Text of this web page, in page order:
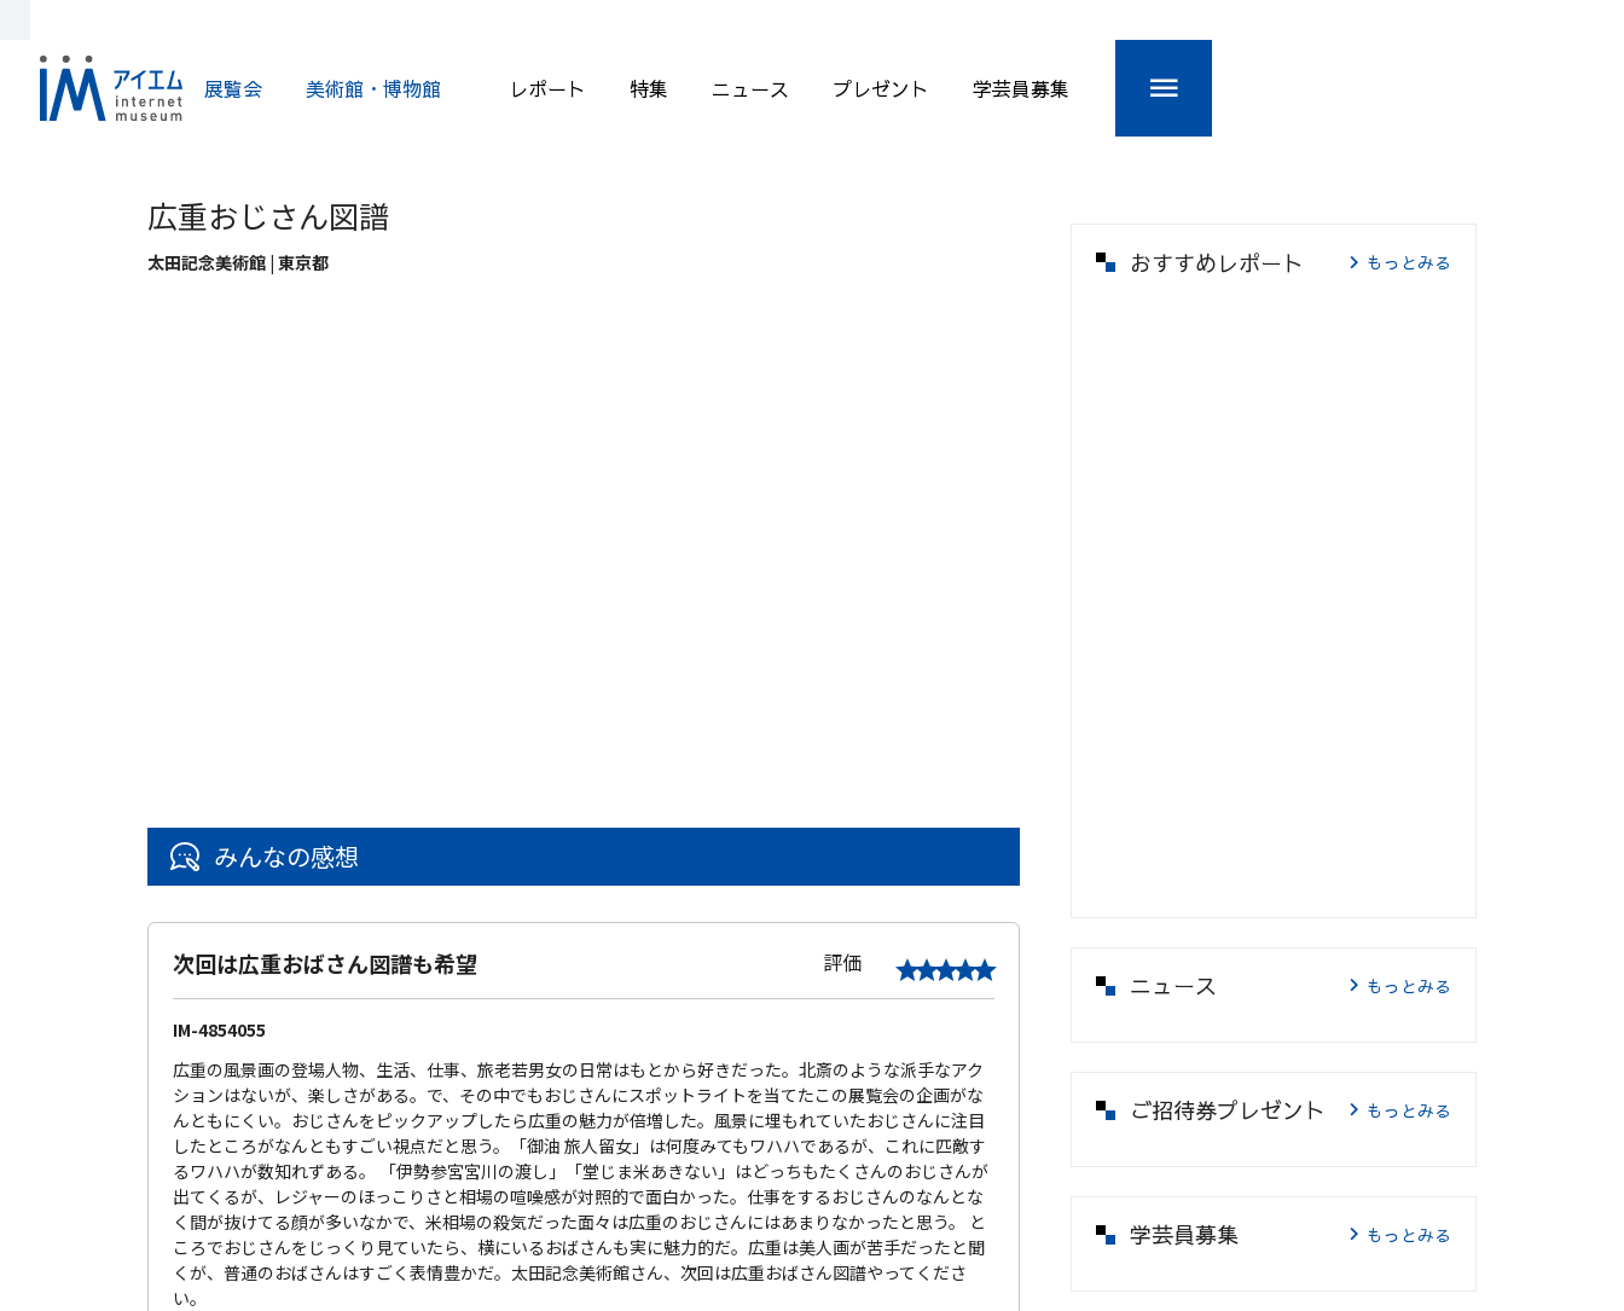
展覧会 美術館・博物館 レポート 特集 ニュース プレゼント 学芸員募集
広重おじさん図譜
太田記念美術館 | 東京都
みんなの感想
次回は広重おばさん図譜も希望 評価
IM-4854055
広重の風景画の登場人物、生活、仕事、旅老若男女の日常はもとから好きだった。北斎のような派手なアク
ションはないが、楽しさがある。で、その中でもおじさんにスポットライトを当てたこの展覧会の企画がな
んともにくい。おじさんをピックアップしたら広重の魅力が倍増した。風景に埋もれていたおじさんに注目
したところがなんともすごい視点だと思う。「御油 旅人留女」は何度みてもワハハであるが、これに匹敵す
るワハハが数知れずある。 「伊勢参宮宮川の渡し」「堂じま米あきない」はどっちもたくさんのおじさんが
出てくるが、レジャーのほっこりさと相場の喧噪感が対照的で面白かった。仕事をするおじさんのなんとな
く間が抜けてる顔が多いなかで、米相場の殺気だった面々は広重のおじさんにはあまりなかったと思う。 と
ころでおじさんをじっくり見ていたら、横にいるおばさんも実に魅力的だ。広重は美人画が苦手だったと聞
くが、普通のおばさんはすごく表情豊かだ。太田記念美術館さん、次回は広重おばさん図譜やってくださ
い。
おすすめレポート もっとみる
ニュース もっとみる
ご招待券プレゼント もっとみる
学芸員募集 もっとみる